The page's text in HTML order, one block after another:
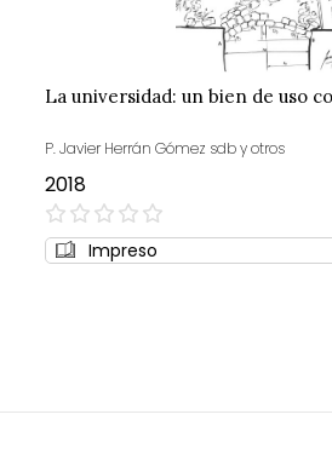
La universidad: un bien de uso
P. Javier Herrán Gómez sdb y otros
2018
0%
Impreso